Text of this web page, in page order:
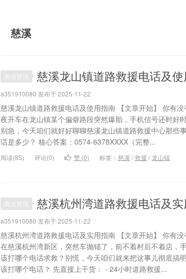
慈溪
商业资讯 慈溪龙山镇道路救援电话及
a351910080 发布于 2025-11-22
慈溪龙山镇道路救援电话及使用指南 【文章开始】 你有
夜开车在龙山镇某个偏僻路段突然爆胎，手机信号还时好
别急，今天咱们就好好聊聊慈溪龙山镇道路救援中心那些
话是多少？ 核心答案：0574-6378XXXX（完整...
阅读(85) 评论(0) 赞 (0) 标签： 慈溪/救援 /龙山镇
商业资讯 慈溪杭州湾道路救援电话及
a351910080 发布于 2025-11-22
慈溪杭州湾道路救援电话及实用指南 【文章开始】 你有
在慈溪杭州湾新区，突然车抛锚了，前不着村后不着店，
该打哪个电话求救？别慌，今天咱们就来把这事儿彻底搞
该打哪个电话？ 先直接上干货： - 24小时道路救援...